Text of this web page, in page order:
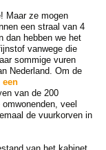
Maar ze mogen
een straal van 4
dan hebben we het
vanwege die
sommige vuren
Nederland. Om de
van de 200
veel
de vuurkorven in